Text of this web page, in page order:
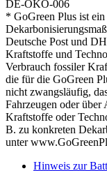
DE-ÖKO-006
* GoGreen Plus ist
Deutsche Post und
Kraftstoffe und
Verbrauch fossiler
die für die GoGreen
nicht zwangsläufig,
Fahrzeugen oder
Kraftstoffe oder
B. zu konkreten
unter
Hinweis zur